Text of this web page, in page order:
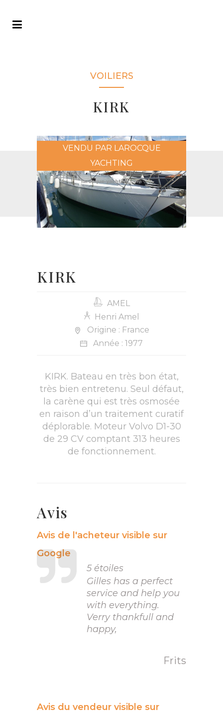
VOILIERS
KIRK
VENDU PAR LAROCQUE
YACHTING
KIRK
AMEL
Henri Amel
Origine : France
Année : 1977
KIRK. Bateau en très bon état,
très bien entretenu. Seul défaut,
la carène qui est très osmosée
en raison d’un traitement curatif
déplorable. Moteur Volvo D1-30
de 29 CV comptant 313 heures
de fonctionnement.
Avis
Avis de l'acheteur visible sur
Google
5 étoiles
Gilles has a perfect
service and help you
with everything.
Verry thankfull and
happy,
Frits
Avis du vendeur visible sur